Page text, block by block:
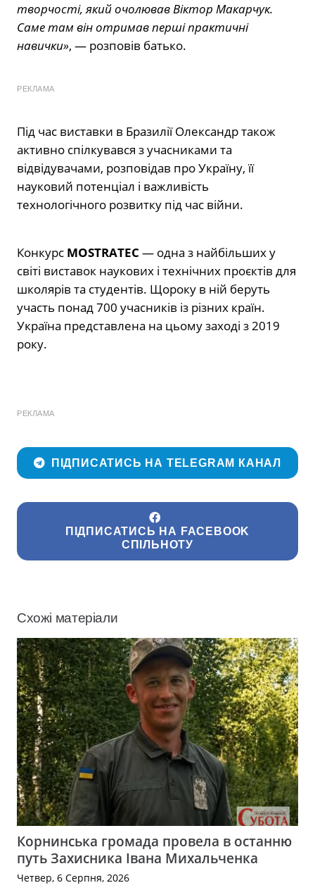
творчості, який очолював Віктор Макарчук.
Саме там він отримав перші практичні
навички», — розповів батько.
РЕКЛАМА
Під час виставки в Бразилії Олександр також
активно спілкувався з учасниками та
відвідувачами, розповідав про Україну, її
науковий потенціал і важливість
технологічного розвитку під час війни.
Конкурс MOSTRATEC — одна з найбільших у
світі виставок наукових і технічних проєктів для
школярів та студентів. Щороку в ній беруть
участь понад 700 учасників із різних країн.
Україна представлена на цьому заході з 2019
року.
РЕКЛАМА
ПІДПИСАТИСЬ НА TELEGRAM КАНАЛ
ПІДПИСАТИСЬ НА FACEBOOK
СПІЛЬНОТУ
Схожі матеріали
Корнинська громада провела в останню
путь Захисника Івана Михальченка
Четвер, 6 Серпня, 2026